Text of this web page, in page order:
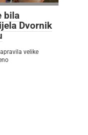
bila
Dvornik
velike